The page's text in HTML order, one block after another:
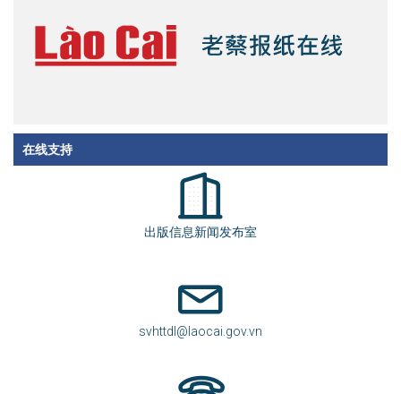
在线支持
出版信息新闻发布室
svhttdl@laocai.gov.vn